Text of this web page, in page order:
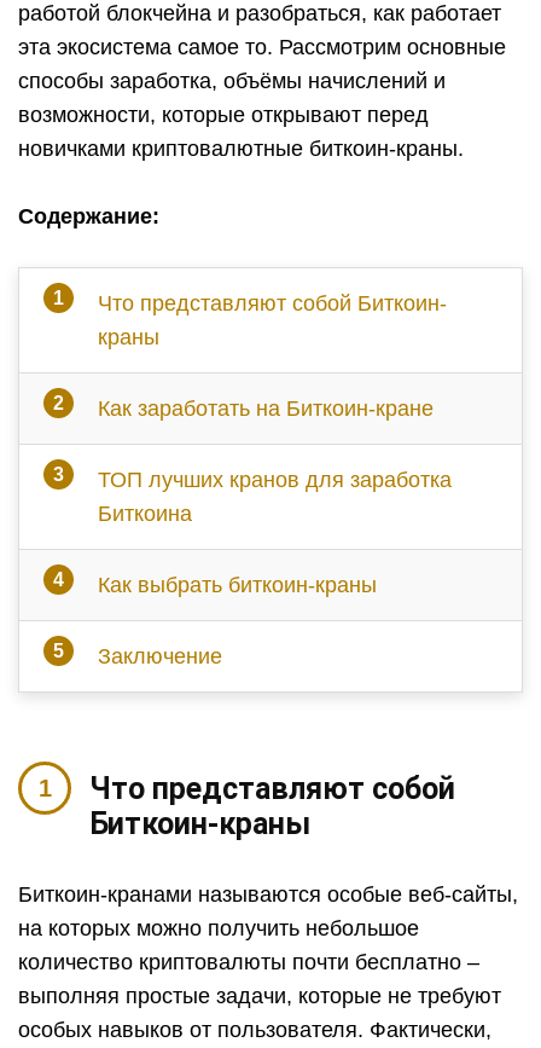
работой блокчейна и разобраться, как работает
эта экосистема самое то. Рассмотрим основные
способы заработка, объёмы начислений и
возможности, которые открывают перед
новичками криптовалютные биткоин-краны.
Содержание:
Что представляют собой Биткоин-
краны
Как заработать на Биткоин-кране
ТОП лучших кранов для заработка
Биткоина
Как выбрать биткоин-краны
Заключение
Что представляют собой
Биткоин-краны
Биткоин-кранами называются особые веб-сайты,
на которых можно получить небольшое
количество криптовалюты почти бесплатно –
выполняя простые задачи, которые не требуют
особых навыков от пользователя. Фактически,